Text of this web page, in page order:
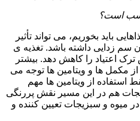
است؟
باید بخوریم، می تواند تأثیر
سم زدایی داشته باشد. تغذیه ی
اعتیاد را کاهش دهد. بیشتر
از مکمل ها و ویتامین ها توجه می
استفاده از ویتامین ها مهم
هم در این مسیر نقش پررنگی
میوه و سبزیجات تعیین کننده و